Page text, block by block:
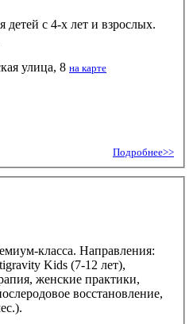
детей с 4-х лет и взрослых.
улица, 8 на карте
Подробнее>>
класса. Направления:
Kids (7-12 лет),
женские практики,
восстановление,